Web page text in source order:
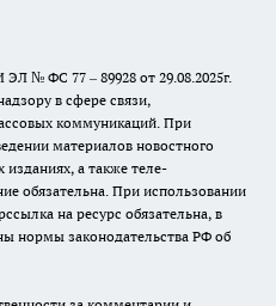
№ ФС 77 – 89928 от 29.08.2025г.
в сфере связи,
коммуникаций. При
материалов новостного
а также теле-
обязательна. При использовании
на ресурс обязательна, в
нормы законодательства РФ об